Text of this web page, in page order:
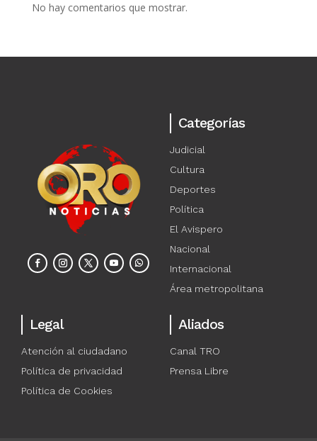
No hay comentarios que mostrar.
Categorías
Judicial
Cultura
Deportes
Política
El Avispero
Nacional
Internacional
Área metropolitana
Legal
Atención al ciudadano
Política de privacidad
Política de Cookies
Aliados
Canal TRO
Prensa Libre